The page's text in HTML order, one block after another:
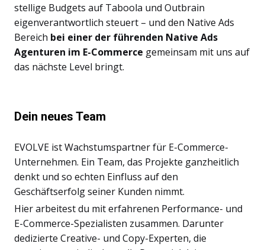
stellige Budgets auf Taboola und Outbrain
eigenverantwortlich steuert – und den Native Ads
Bereich bei einer der führenden Native Ads
Agenturen im E-Commerce gemeinsam mit uns auf
das nächste Level bringt.
Dein neues Team
EVOLVE ist Wachstumspartner für E-Commerce-
Unternehmen. Ein Team, das Projekte ganzheitlich
denkt und so echten Einfluss auf den
Geschäftserfolg seiner Kunden nimmt.
Hier arbeitest du mit erfahrenen Performance- und
E-Commerce-Spezialisten zusammen. Darunter
dedizierte Creative- und Copy-Experten, die